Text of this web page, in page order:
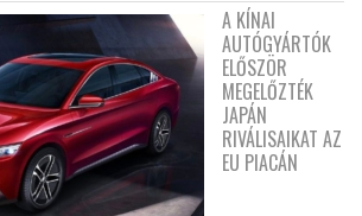
A KÍNAI
AUTÓGYÁRTÓK
ELŐSZÖR
MEGELŐZTÉK
JAPÁN
RIVÁLISAIKAT AZ
EU PIACÁN